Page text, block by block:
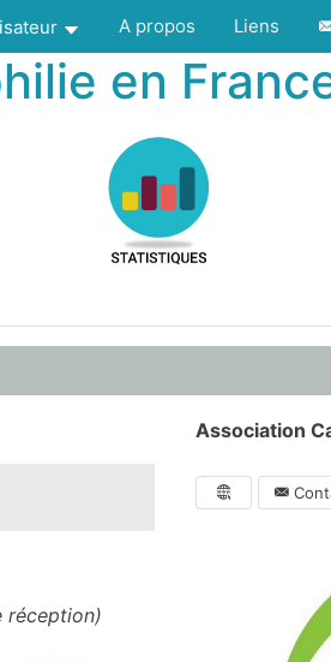
A propos Liens
en
réception)
Association